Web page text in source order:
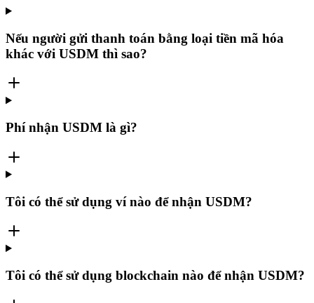
Nếu người gửi thanh toán bằng loại tiền mã hóa
khác với USDM thì sao?
Phí nhận USDM là gì?
Tôi có thể sử dụng ví nào để nhận USDM?
Tôi có thể sử dụng blockchain nào để nhận USDM?